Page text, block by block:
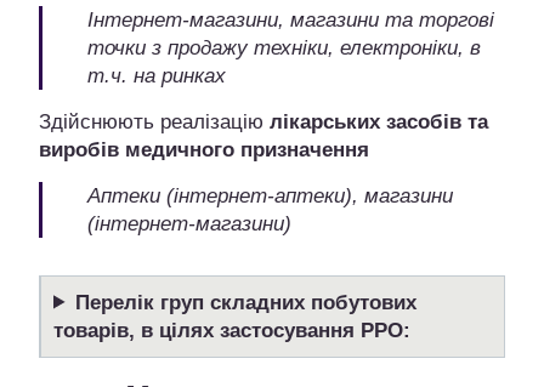
Інтернет-магазини, магазини та торгові
точки з продажу техніки, електроніки, в
т.ч. на ринках
Здійснюють реалізацію лікарських засобів та
виробів медичного призначення
Аптеки (інтернет-аптеки), магазини
(інтернет-магазини)
Перелік груп складних побутових
товарів, в цілях застосування РРО: